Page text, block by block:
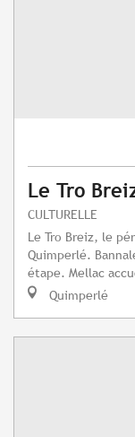
Le Tro
CULTURELLE
Le Tro Breiz, le
Quimperlé.
étape. Mellac
Quimperlé